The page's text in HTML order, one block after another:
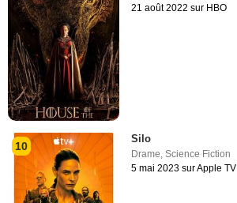
21 août 2022 sur HBO
10
Silo
Drame,Science Fiction
5 mai 2023 sur Apple TV